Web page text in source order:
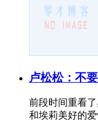
卢松松：不
前段时间重看
和埃莉美好的